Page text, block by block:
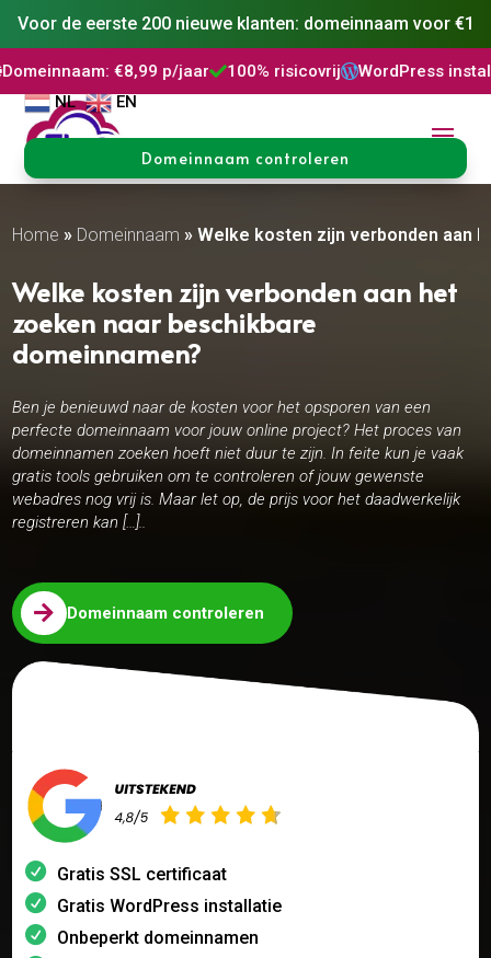
Voor de eerste 200 nieuwe klanten: domeinnaam voor €1
€8,99 p/jaar100% risicovrijWordPress installatie 
NL
EN
Domeinnaam controleren
Home » Domeinnaam »Welke kosten zijn verbonden aan
Welke kosten zijn verbonden aan het
zoeken naar beschikbare
domeinnamen?
Ben je benieuwd naar de kosten voor het opsporen van een
perfecte domeinnaam voor jouw online project? Het proces van
domeinnamen zoeken hoeft niet duur te zijn. In feite kun je vaak
gratis tools gebruiken om te controleren of jouw gewenste
webadres nog vrij is. Maar let op, de prijs voor het daadwerkelijk
registreren kan […]..
 Domeinnaam controleren
Gratis SSL certificaat
Gratis WordPress installatie
Onbeperkt domeinnamen